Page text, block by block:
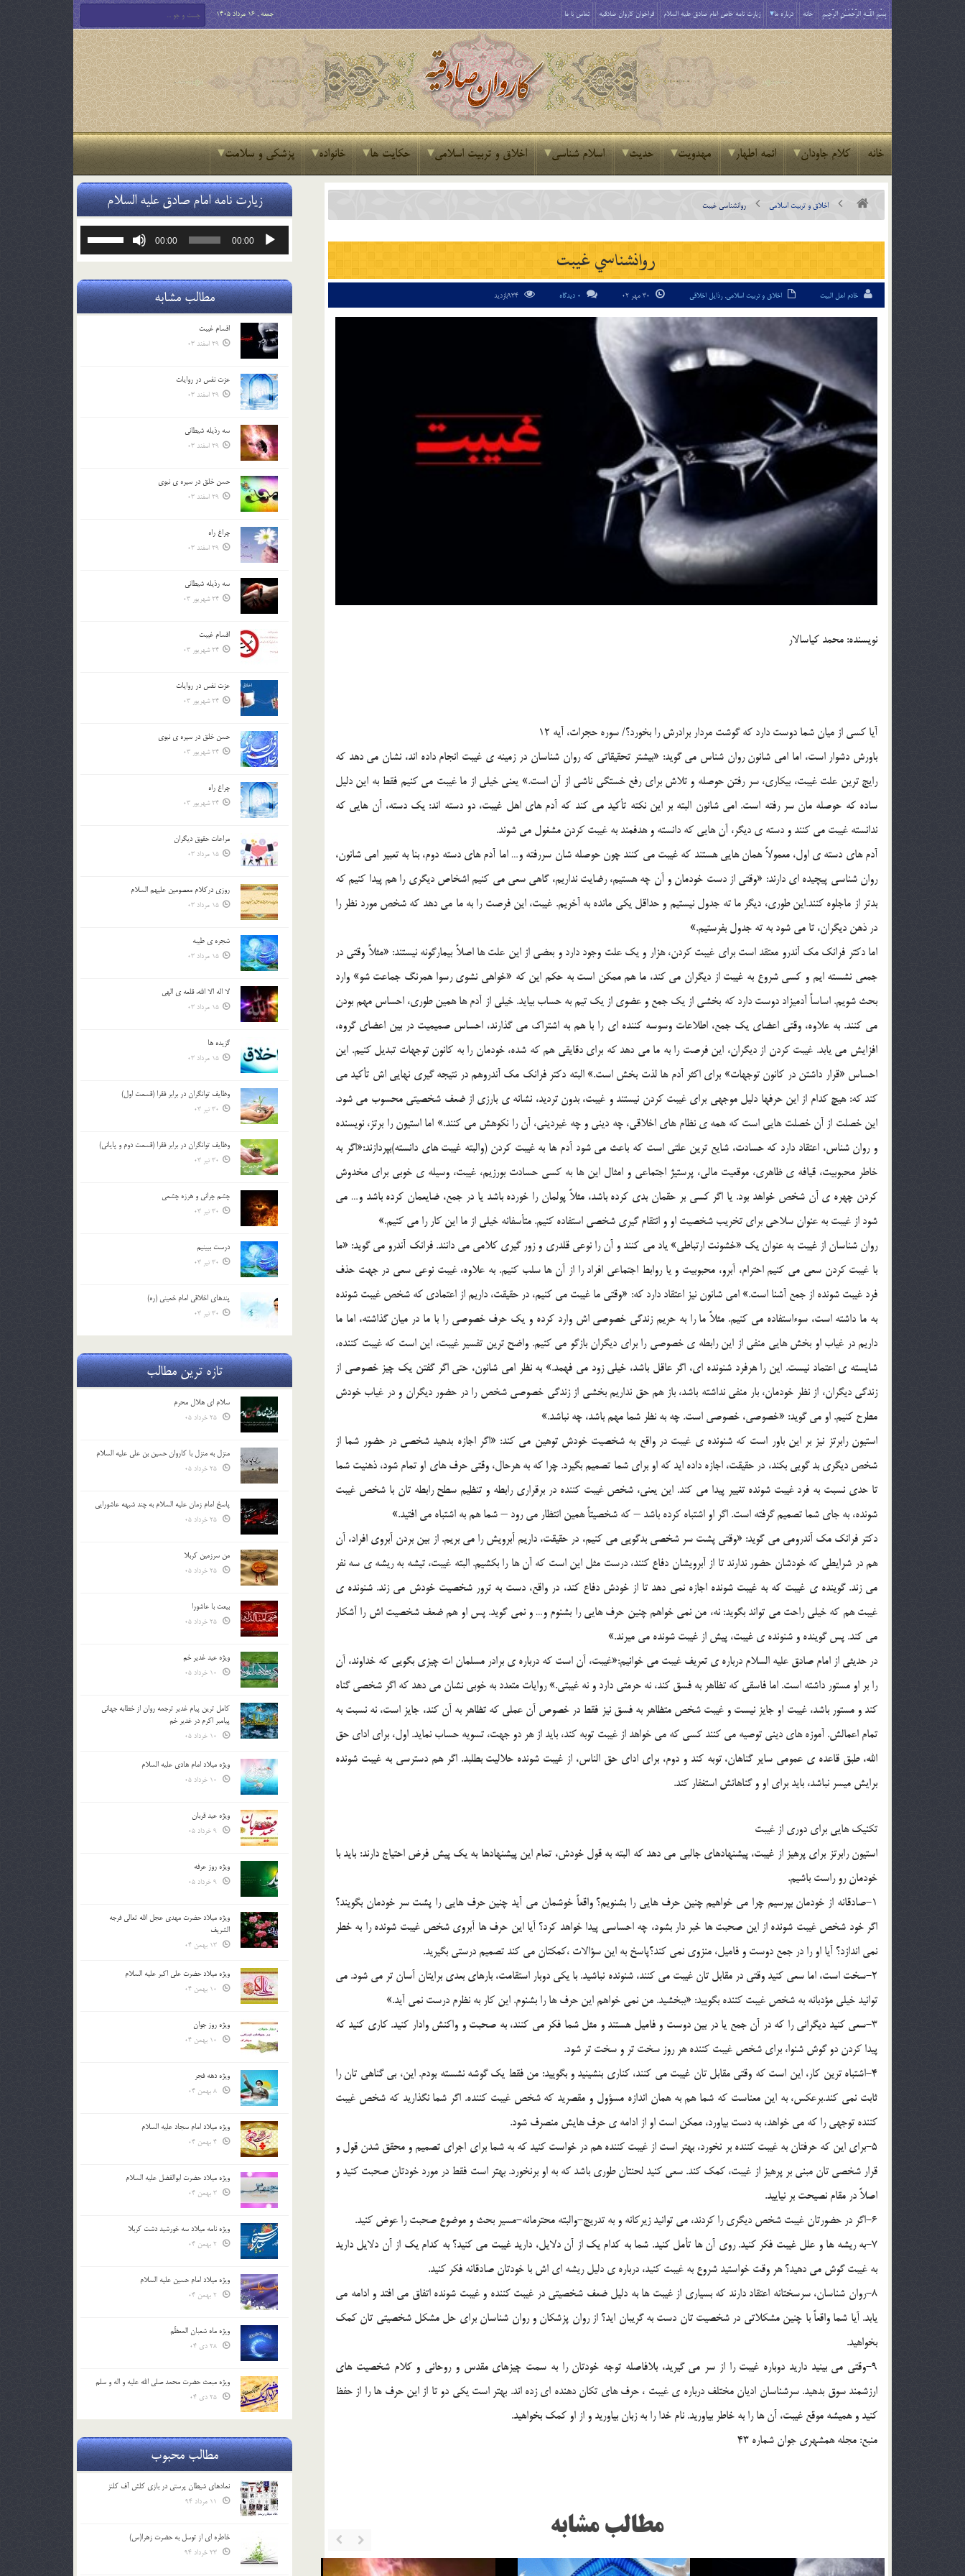
بِسْمِ اللَّـهِ الرَّحْمَـٰنِ الرَّحِيمِ خانه درباره ما زیارت نامه خاص امام صادق علیه السلام فراخوان کاروان صادقیه تماس با ما جمعه , 16 مرداد 1405
خانه کلام جاودان ائمه اطهار مهدویت حدیث اسلام شناسی اخلاق و تربیت اسلامی حکایت ها خانواده پزشکی و سلامت
اخلاق و تربیت اسلامی روانشناسي غيبت
روانشناسي غيبت
خادم اهل البیت اخلاق و تربیت اسلامی,رذایل اخلاقی 0 دیدگاه
نويسنده: محمد کياسالار
آيا کسي از ميان شما دوست دارد که گوشت مردار برادرش را بخورد؟/ سوره حجرات، آيه 12
باورش دشوار است، اما امي شانون روان شناس مي گويد: «بيشتر تحقيقاتي که روان شناسان در زمينه ي غيبت انجام داده اند، نشان مي دهد که
رايج ترين علت غيبت، بيکاري، سر رفتن حوصله و تلاش براي رفع خستگي ناشي از آن است.» يعني خيلي از ما غيبت مي کنيم فقط به اين دليل
ساده که حوصله مان سر رفته است. امي شانون البته بر اين نکته تأکيد مي کند که آدم هاي اهل غيبت، دو دسته اند: يک دسته، آن هايي که
ندانسته غيبت مي کنند و دسته ي ديگر، آن هايي که دانسته و هدفمند به غيبت کردن مشغول مي شوند.
آدم هاي دسته ي اول، معمولاً همان هايي هستند که غيبت مي کنند چون حوصله شان سررفته و… اما آدم هاي دسته دوم، بنا به تعبير امي شانون،
روان شناسي پيچيده اي دارند: «وقتي از دست خودمان و آن چه هستيم، رضايت نداريم، گاهي سعي مي کنيم اشخاص ديگري را هم پيدا کنيم که
بدتر از ماجلوه کنند.اين طوري، ديگر ما ته جدول نيستيم و حداقل يکي مانده به آخريم. غيبت، اين فرصت را به ما مي دهد که شخص مورد نظر را
در ذهن ديگران، تا مي شود به ته جدول بفرستيم.»
اما دکتر فرانک مک آندرو معتقد است براي غيبت کردن، هزار و يک علت وجود دارد و بعضي از اين علت ها اصلاً بيمارگونه نيستند: «مثلاً وقتي در
جمعي نشسته ايم و کسي شروع به غيبت از ديگران مي کند، ما هم ممکن است به حکم اين که «خواهي نشوي رسوا همرنگ جماعت شو» وارد
بحث شويم. اساساً آدميزاد دوست دارد که بخشي از يک جمع و عضوي از يک تيم به حساب بيايد. خيلي از آدم ها همين طوري، احساس مهم بودن
مي کنند. به علاوه، وقتي اعضاي يک جمع، اطلاعات وسوسه کننده اي را با هم به اشتراک مي گذارند، احساس صميميت در بين اعضاي گروه،
افزايش مي يابد. غيبت کردن از ديگران، اين فرصت را به ما مي دهد که براي دقايقي هم که شده، خودمان را به کانون توجهات تبديل کنيم. اين
احساس «قرار داشتن در کانون توجهات» براي اکثر آدم ها لذت بخش است.» البته دکتر فرانک مک آندروهم در نتيجه گيري نهايي اش تأکيد مي
کند که: هيچ کدام از اين حرفها دليل موجهي براي غيبت کردن نيستند و غيبت، بدون ترديد، نشانه ي بارزي از ضعف شخصيتي محسوب مي شود.
اين خصلت از آن خصلت هايي است که همه ي نظام هاي اخلاقي، چه ديني و چه غيرديني، آن را نکوهش مي کنند.» اما استيون را برتز، نويسنده
و روان شناس، اعتقاد دارد که حسادت، شايع ترين علتي است که باعث مي شود آدم ها به غيبت کردن (والبته غيبت هاي دانسته)بپردازند:«اگر به
خاطر محبوبيت، قيافه ي ظاهري، موقعيت مالي، پرستيژ اجتماعي و امثال اين ها به کسي حسادت بورزيم، غيبت، وسيله ي خوبي براي مخدوش
کردن چهره ي آن شخص خواهد بود. يا اگر کسي بر حقمان بدي کرده باشد، مثلاً پولمان را خورده باشد يا در جمع، ضايعمان کرده باشد و… مي
شود از غيبت به عنوان سلاحي براي تخريب شخصيت او و انتقام گيري شخصي استفاده کنيم. متأسفانه خيلي از ما اين کار را مي کنيم.»
روان شناسان از غيبت به عنوان يک «خشونت ارتباطي» ياد مي کنند و آن را نوعي قلدري و زور گيري کلامي مي دانند. فرانک آندرو مي گويد: «ما
با غيبت کردن سعي مي کنيم احترام، آبرو، محبوبيت و يا روابط اجتماعي افراد را از آن ها سلب کنيم. به علاوه، غيبت نوعي سعي در جهت حذف
فرد غيبت شونده از جمع آشنا است.» امي شانون نيز اعتقاد دارد که: «وقتي ما غيبت مي کنيم، در حقيقت، داريم از اعتمادي که شخص غيبت شونده
به ما داشته است، سوءاستفاده مي کنيم. مثلاً ما را به حريم زندگي خصوصي اش وارد کرده و يک حرف خصوصي را با ما در ميان گذاشته، اما ما
داريم در غياب او بخش هايي منفي از اين رابطه ي خصوصي را براي ديگران بازگو مي کنيم. واضح ترين تفسير غيبت، اين است که غيبت کننده،
شايسته ي اعتماد نيست. اين را هرفرد شنونده اي، اگر عاقل باشد، خيلي زود مي فهمد.» به نظر امي شانون، حتي اگر گفتن يک چيز خصوصي از
زندگي ديگران، از نظر خودمان، بار منفي نداشته باشد، باز هم حق نداريم بخشي از زندگي خصوصي شخص را در حضور ديگران و در غياب خودش
مطرح کنيم. او مي گويد: «خصوصي، خصوصي است. چه به نظر شما مهم باشد، چه نباشد.»
استيون رابرتز نيز بر اين باور است که شنونده ي غيبت در واقع به شخصيت خودش توهين مي کند: «اگر اجازه بدهيد شخصي در حضور شما از
شخص ديگري بد گويي بکند، در حقيقت، اجازه داده ايد که او براي شما تصميم بگيرد. چرا که به هرحال، وقتي حرف هاي او تمام شود، ذهنيت شما
تا حدي نسبت به فرد غيبت شونده تغيير پيدا مي کند. اين يعني، شخص غيبت کننده در برقراري رابطه و تنظيم سطح رابطه تان با شخص غيبت
شونده، به جاي شما تصميم گرفته است. اگر او اشتباه کرده باشد – که شخصيتاً همين انتظار مي رود – شما هم به اشتباه مي افتيد.»
دکتر فرانک مک آندرومي مي گويد: «وقتي پشت سر شخصي بدگويي مي کنيم، در حقيقت، داريم آبرويش را مي بريم. از بين بردن آبروي افراد، آن
هم در شرايطي که خودشان حضور ندارند تا از آبرويشان دفاع کنند، درست مثل اين است که آن ها را بکشيم. البته غيبت، تيشه به ريشه ي سه نفر
مي زند. گوينده ي غيبت که به غيبت شونده اجازه نمي دهد تا از خودش دفاع کند، در واقع، دست به ترور شخصيت خودش مي زند. شنونده ي
غيبت هم که خيلي راحت مي تواند بگويد: نه، من نمي خواهم چنين حرف هايي را بشنوم و… و نمي گويد. پس او هم ضعف شخصيت اش را آشکار
مي کند. پس گوينده و شنونده ي غيبت، پيش از غيبت شونده مي ميرند.»
در حديثي از امام صادق عليه السلام درباره ي تعريف غيبت مي خوانيم:«غيبت، آن است که درباره ي برادر مسلمان ات چيزي بگويي که خداوند، آن
را بر او مستور داشته است. اما فاسقي که تظاهر به فسق کند، نه حرمتي دارد و نه غيبتي.» روايات متعدد به خوبي نشان مي دهد که اگر شخصي گناه
کند و مستور باشد، غيبت او جايز نيست و غيبت شخص متظاهر به فسق نيز فقط در خصوص آن عملي که تظاهر به آن کند، جايز است، نه نسبت به
تمام اعمالش. آموزه هاي ديني توصيه مي کنند کسي که مي خواهد از غيبت توبه کند، بايد از هر دو جهت، تسويه حساب نمايد. اول، براي اداي حق
الله، طبق قاعده ي عمومي ساير گناهان، توبه کند و دوم، براي اداي حق الناس، از غيبت شونده حلاليت بطلبد. اگر هم دسترسي به غيبت شونده
برايش ميسر نباشد، بايد براي او و گناهانش استغفار کند.
تکنيک هايي براي دوري از غيبت
استيون رابرتز براي پرهيز از غيبت، پيشنهادهاي جالبي مي دهد که البته به قول خودش، تمام اين پيشنهادها به يک پيش فرض احتياج دارند: بايد با
خودمان رو راست باشيم.
1-صادقانه از خودمان بپرسيم چرا مي خواهيم چنين حرف هايي را بشنويم؟ واقعاً خوشمان مي آيد چنين حرف هايي را پشت سر خودمان بگويند؟
اگر خود شخص غيبت شونده از اين صحبت ها خبر دار بشود، چه احساسي پيدا خواهد کرد؟ آيا اين حرف ها آبروي شخص غيبت شونده را به خطر
نمي اندازد؟ آيا او را در جمع دوست و فاميل، منزوي نمي کند؟پاسخ به اين سؤالات ،کمکتان مي کند تصميم درستي بگيريد.
2-سخت است، اما سعي کنيد وقتي در مقابل تان غيبت مي کنند، شنونده نباشيد. با يکي دوبار استقامت، بارهاي بعدي برايتان آسان تر مي شود. مي
توانيد خيلي مؤدبانه به شخص غيبت کننده بگوييد: «ببخشيد. من نمي خواهم اين حرف ها را بشنوم. اين کار به نظرم درست نمي آيد.»
3-سعي کنيد ديگراني را که در آن جمع يا در بين دوست و فاميل هستند و مثل شما فکر مي کنند، به صحبت و واکنش وادار کنيد. کاري کنيد که
پيدا کردن دو گوش شنوا، براي شخص غيبت کننده هر روز سخت تر و سخت تر شود.
4-اشتباه ترين کار، اين است که وقتي مقابل تان غيبت مي کنند، کناري بنشينيد و بگوييد: من فقط يک گوشه نشسته بودم. اين، بي گناهي تان را
ثابت نمي کند.برعکس، به اين معناست که شما هم به همان اندازه مسؤول و مقصريد که شخص غيبت کننده. اگر شما نگذاريد که شخص غيبت
کننده توجهي را که مي خواهد، به دست بياورد، ممکن است او از ادامه ي حرف هايش منصرف شود.
5-براي اين که حرفتان به غيبت کننده بر نخورد، بهتر است از غيبت کننده هم در خواست کنيد که به شما براي اجراي تصميم و محقق شدن قول و
قرار شخصي تان مبني بر پرهيز از غيبت، کمک کند. سعي کنيد لحنتان طوري باشد که به او برنخورد. بهتر است فقط در مورد خودتان صحبت کنيد و
اصلاً در مقام نصيحت بر نياييد.
6-اگر در حضورتان غيبت شخص ديگري را کردند، مي توانيد زيرکانه و به تدريج-والبته محترمانه-مسير بحث و موضوع صحبت را عوض کنيد.
7-به ريشه ها و علل غيبت فکر کنيد. روي آن ها تأمل کنيد. شما به کدام يک از آن دلايل، داريد غيبت مي کنيد؟ به کدام يک از آن دلايل داريد
به غيبت گوش مي دهيد؟ هر وقت خواستيد شروع به غيبت کنيد، درباره ي دليل ريشه اي اش با خودتان صادقانه فکر کنيد.
8-روان شناسان، سرسختانه اعتقاد دارند که بسياري از غيبت ها به دليل ضعف شخصيتي در غيبت کننده و غيبت شونده اتفاق مي افتد و ادامه مي
يابد. آيا شما واقعاً با چنين مشکلاتي در شخصيت تان دست به گريبان ايد؟ از روان پزشکان و روان شناسان براي حل مشکل شخصيتي تان کمک
بخواهيد.
9-وقتي مي بينيد داريد دوباره غيبت را از سر مي گيريد، بلافاصله توجه خودتان را به سمت چيزهاي مقدس و روحاني و کلام شخصيت هاي
ارزشمند سوق بدهيد. سرشناسان اديان مختلف درباره ي غيبت ، حرف هاي تکان دهنده اي زده اند. بهتر است يکي دو تا از اين حرف ها را از حفظ
کنيد و هميشه موقع غيبت، آن ها را به خاطر بياوريد. نام خدا را به زبان بياوريد و از او کمک بخواهيد.
منبع: مجله همشهري جوان شماره 43
مطالب مشابه
زیارت نامه امام صادق علیه السلام
پخش‌کننده
00:00
00:00
یا
صدا
کلیدهای
مطالب مشابه
اقسام غيبت
29 اسفند 03
عزت نفس در روايات
29 اسفند 03
سه رذیله شیطانی
29 اسفند 03
حسن خلق در سيره ي نبوي
29 اسفند 03
چراغ راه
29 اسفند 03
سه رذیله شیطانی
24 شهریور 03
اقسام غيبت
24 شهریور 03
عزت نفس در روايات
24 شهریور 03
حسن خلق در سيره ي نبوي
24 شهریور 03
چراغ راه
24 شهریور 03
مراعات حقوق ديگران
15 مرداد 03
روزي دركلام معصومين عليهم السلام
15 مرداد 03
شجره ي طيبه
15 مرداد 03
لا اله الا الله، قلعه ي الهي
15 مرداد 03
گزيده ها
15 مرداد 03
وظایف توانگران در برابر فقرا (قسمت اول)
30 تیر 03
وظایف توانگران در برابر فقرا (قسمت دوم و پایانی)
30 تیر 03
چشم ‏چرانى و هرزه‏ چشمى
30 تیر 03
درست ببينيم
30 تیر 03
پندهاي اخلاقي امام خميني (ره)
30 تیر 03
تازه ترین مطالب
سلام ای هلال محرم
منزل به منزل با کاروان حسین بن علی علیه السلام
پاسخ امام زمان علیه السلام به چند شبهه عاشورایی
من سرزمین کربلا
بیعت با عاشورا
ویژه عید غدیر خم
کامل ترین پیام غدیر ترجمه روان از خطابه جهانی
پیامبر اکرم در غدیر خم
ویژه میلاد امام هادی علیه السلام
ویژه عید قربان
ویژه روز عرفه
ویژه میلاد حضرت مهدی عجل الله تعالی فرجه
الشريف
ویژه میلاد حضرت علی اکبر علیه السلام
ویژه روز جوان
ویژه دهه فجر
ویژه میلاد امام سجاد علیه السلام
ویژه میلاد حضرت ابوالفضل علیه السلام
ویژه نامه میلاد سه خورشید دشت کربلا
ویژه میلاد امام حسین علیه السلام
ویژه ماه شعبان المعظّم
ویژه مبعث حضرت محمد صلی الله علیه و اله و سلم
مطالب محبوب
نمادهای شیطان پرستی در بازی کلش آف کلنز
خاطره ای از توسل به حضرت زهرا(س)